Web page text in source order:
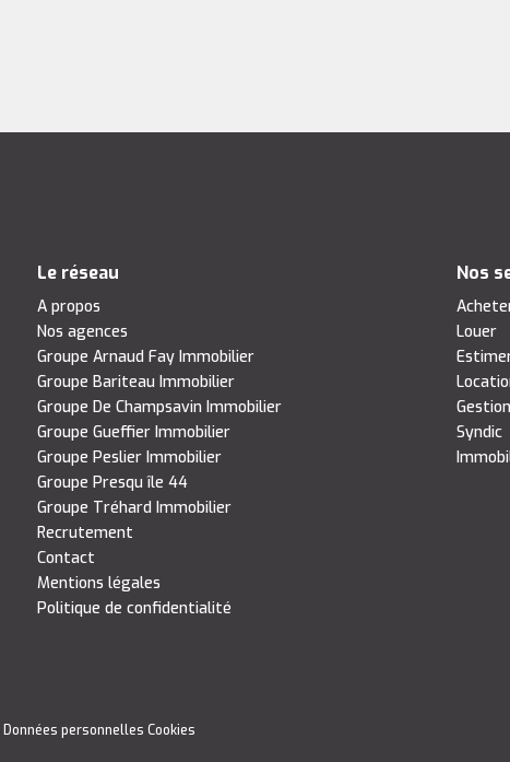
Le réseau
A propos
Nos agences
Groupe Arnaud Fay Immobilier
Groupe Bariteau Immobilier
Groupe De Champsavin Immobilier
Groupe Gueffier Immobilier
Groupe Peslier Immobilier
Groupe Presqu île 44
Groupe Tréhard Immobilier
Recrutement
Contact
Mentions légales
Politique de confidentialité
Nos
Louer
Syndic
Données personnelles Cookies